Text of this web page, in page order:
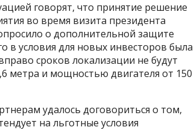
говорят, что принятие решение
во время визита президента
о дополнительной защите
в условия для новых инвесторов была
сроков локализации не будут
метра и мощностью двигателя от 150
удалось договориться о том,
на льготные условия